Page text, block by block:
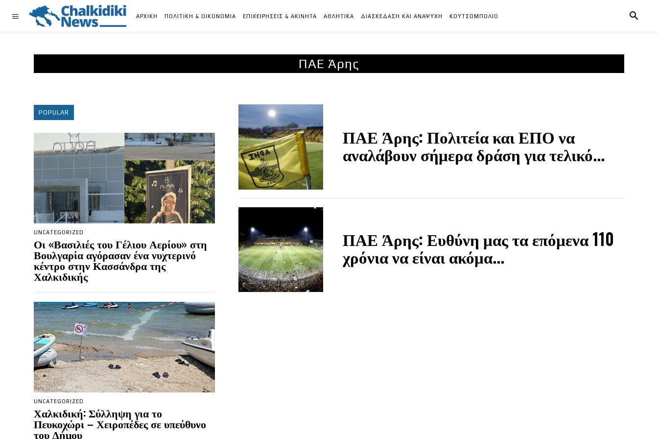
ΑΡΧΙΚΗ ΠΟΛΙΤΙΚΗ & ΟΙΚΟΝΟΜΙΑ ΕΠΙΧΕΙΡΗΣΕΙΣ & ΑΚΙΝΗΤΑ ΑΘΛΗΤΙΚΑ ΔΙΑΣΚΕΔΑΣΗ ΚΑΙ ΑΝΑΨΥΧΗ ΚΟΥΤΣΟΜΠΟΛΙΟ
ΠΑΕ Άρης
POPULAR
UNCATEGORIZED
Οι «Βασιλιές του Γέλιου Αερίου» στη
Βουλγαρία αγόρασαν ένα νυχτερινό
κέντρο στην Κασσάνδρα της
Χαλκιδικής
UNCATEGORIZED
Χαλκιδική: Σύλληψη για το
Πευκοχώρι – Χειροπέδες σε υπεύθυνο
του Δήμου
ΠΑΕ Άρης: Πολιτεία και ΕΠΟ να
αναλάβουν σήμερα δράση για τελικό...
ΠΑΕ Άρης: Ευθύνη μας τα επόμενα 110
χρόνια να είναι ακόμα...